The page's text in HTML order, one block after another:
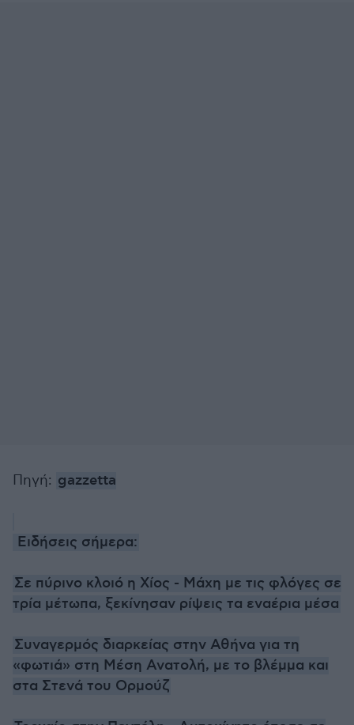
Πηγή: gazzetta
Ειδήσεις σήμερα:
Σε πύρινο κλοιό η Χίος - Μάχη με τις φλόγες σε
τρία μέτωπα, ξεκίνησαν ρίψεις τα εναέρια μέσα
Συναγερμός διαρκείας στην Αθήνα για τη
«φωτιά» στη Μέση Ανατολή, με το βλέμμα και
στα Στενά του Ορμούζ